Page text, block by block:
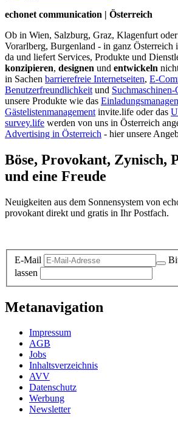
echonet communication | Österreich
Ob in Wien, Salzburg, Graz, Klagenfurt
Vorarlberg, Burgenland - in ganz Österreich
da und liefert Services, Produkte und
konzipieren, designen und entwickeln
in Sachen barrierefreie Internetseiten, E-
Benutzerfreundlichkeit und
unsere Produkte wie das
Gästelistenmanagement invite.life oder das
survey.life werden von uns in Österreich
Advertising in Österreich - hier unsere
Böse, Provokant, Zynisch,
und eine Freude
Neuigkeiten aus dem Sonnensystem von
provokant direkt und gratis in Ihr Postfach.
E-Mail
lassen
Metanavigation
Impressum
AGB
Jobs
Inhaltsverzeichnis
AVV
Datenschutz
Werbung
Newsletter